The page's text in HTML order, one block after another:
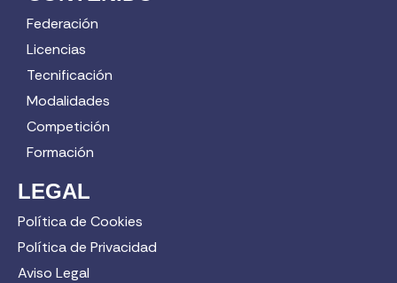
Federación
Licencias
Tecnificación
Modalidades
Competición
Formación
LEGAL
Política de Cookies
Política de Privacidad
Aviso Legal